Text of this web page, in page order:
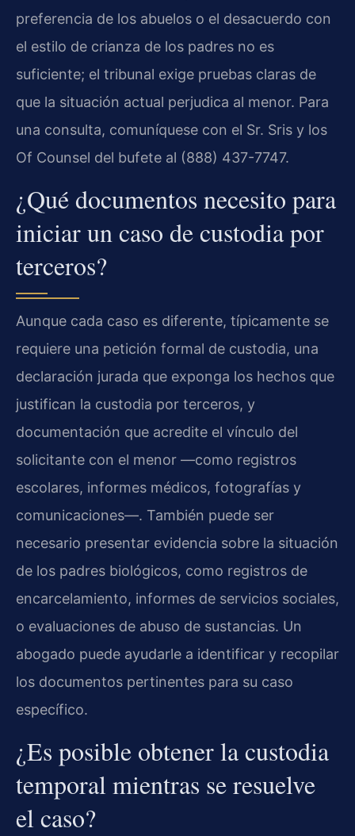
preferencia de los abuelos o el desacuerdo con
el estilo de crianza de los padres no es
suficiente; el tribunal exige pruebas claras de
que la situación actual perjudica al menor. Para
una consulta, comuníquese con el Sr. Sris y los
Of Counsel del bufete al (888) 437-7747.
¿Qué documentos necesito para
iniciar un caso de custodia por
terceros?
Aunque cada caso es diferente, típicamente se
requiere una petición formal de custodia, una
declaración jurada que exponga los hechos que
justifican la custodia por terceros, y
documentación que acredite el vínculo del
solicitante con el menor —como registros
escolares, informes médicos, fotografías y
comunicaciones—. También puede ser
necesario presentar evidencia sobre la situación
de los padres biológicos, como registros de
encarcelamiento, informes de servicios sociales,
o evaluaciones de abuso de sustancias. Un
abogado puede ayudarle a identificar y recopilar
los documentos pertinentes para su caso
específico.
¿Es posible obtener la custodia
temporal mientras se resuelve
el caso?